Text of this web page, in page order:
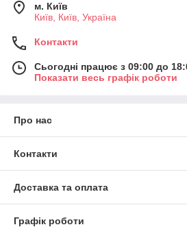
м. Київ
Київ, Київ, Україна
Контакти
Сьогодні працює з 09:00 до
Показати весь графік роботи
Про нас
Контакти
Доставка та оплата
Графік роботи